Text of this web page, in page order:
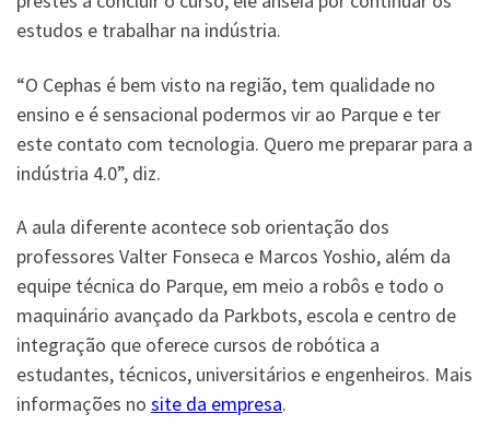
estudos e trabalhar na indústria.
“O Cephas é bem visto na região, tem qualidade no
ensino e é sensacional podermos vir ao Parque e ter
este contato com tecnologia. Quero me preparar para a
indústria 4.0”, diz.
A aula diferente acontece sob orientação dos
professores Valter Fonseca e Marcos Yoshio, além da
equipe técnica do Parque, em meio a robôs e todo o
maquinário avançado da Parkbots, escola e centro de
integração que oferece cursos de robótica a
estudantes, técnicos, universitários e engenheiros. Mais
informações no site da empresa.